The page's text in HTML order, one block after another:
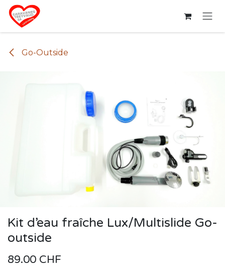
Se rendre au contenu
Go-Outside
Kit d’eau fraîche Lux/Multislide Go-
outside
89.00 CHF